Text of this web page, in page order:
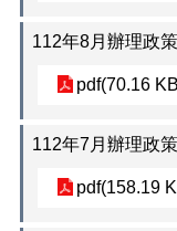
112年8月辦理政
pdf(70.16
112年7月辦理政
pdf(158.19